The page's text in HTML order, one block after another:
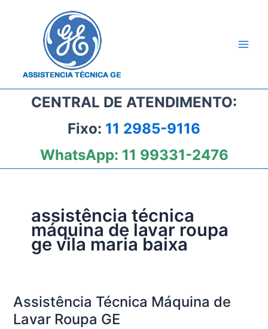
CENTRAL DE ATENDIMENTO:
Fixo: 11 2985-9116
WhatsApp: 11 99331-2476
assistência técnica
máquina de lavar roupa
ge vila maria baixa
Assistência Técnica Máquina de
Lavar Roupa GE